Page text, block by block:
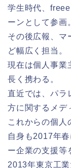
学生時代、
ーンとして参画。
その後広報、マ
ど幅広く担当。
現在は個人事業
長く携わる。
直近では、パラ
方に関するメデ
これからの個人
自身も2017年
ー企業の支援等
2013年東京工